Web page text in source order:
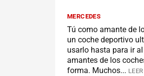
MERCEDES
Tú como amante de
un coche deportivo
usarlo hasta para ir
amantes de los
forma. Muchos...